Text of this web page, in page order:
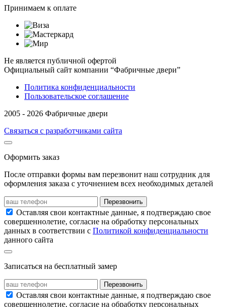
Принимаем к оплате
Не является публичной офертой
Официальный сайт компании “Фабричные двери”
Политика конфиденциальности
Пользовательское соглашение
2005 - 2026 Фабричные двери
Связаться с разработчиками сайта
Оформить заказ
После отправки формы вам перезвонит наш сотрудник для
оформления заказа с уточнением всех необходимых деталей
Перезвонить
Оставляя свои контактные данные, я подтверждаю свое
совершеннолетие, согласие на обработку персональных
данных в соответствии с Политикой конфиденциальности
данного сайта
Записаться на бесплатный замер
Перезвонить
Оставляя свои контактные данные, я подтверждаю свое
совершеннолетие, согласие на обработку персональных